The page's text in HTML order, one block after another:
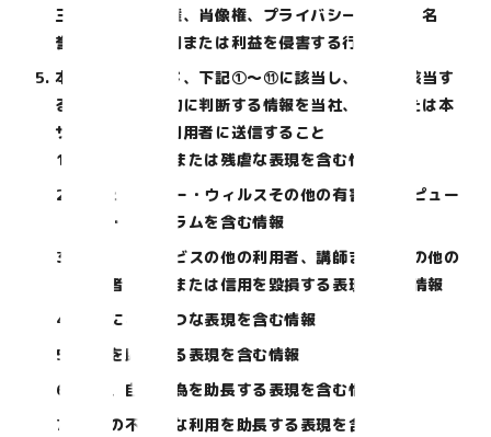
三者の知的財産権、肖像権、プライバシーの権利、名
誉、その他の権利または利益を侵害する行為
本サービスを通じ、下記①～⑪に該当し、または該当す
ると当社が合理的に判断する情報を当社、講師または本
サービスの他の利用者に送信すること
過度に暴力的または残虐な表現を含む情報
コンピューター・ウィルスその他の有害なコンピュー
ター・プログラムを含む情報
当社、本サービスの他の利用者、講師またはその他の
第三者の名誉または信用を毀損する表現を含む情報
過度にわいせつな表現を含む情報
差別を助長する表現を含む情報
自殺、自傷行為を助長する表現を含む情報
薬物の不適切な利用を助長する表現を含む情報